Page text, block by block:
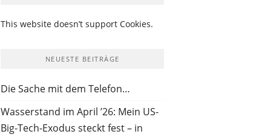
This website doesn’t support Cookies.
NEUESTE BEITRÄGE
Die Sache mit dem Telefon…
Wasserstand im April ’26: Mein US-
Big-Tech-Exodus steckt fest – in